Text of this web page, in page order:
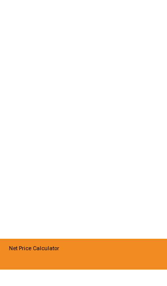
Net Price Calculator